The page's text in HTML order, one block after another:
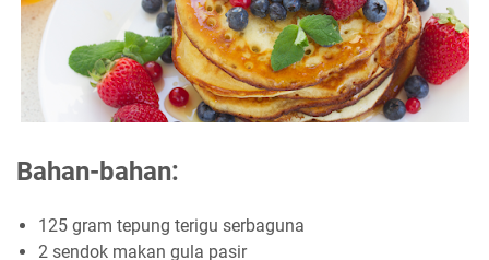
Bahan-bahan:
125 gram tepung terigu serbaguna
2 sendok makan gula pasir